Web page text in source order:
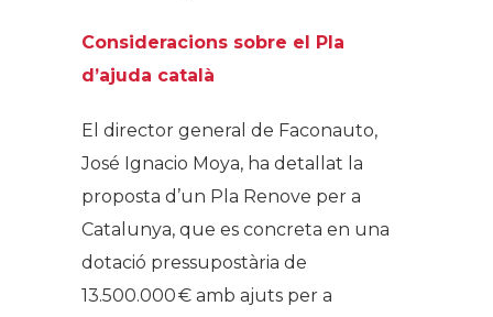
Consideracions sobre el Pla
d’ajuda català
El director general de Faconauto,
José Ignacio Moya, ha detallat la
proposta d’un Pla Renove per a
Catalunya, que es concreta en una
dotació pressupostària de
13.500.000 € amb ajuts per a